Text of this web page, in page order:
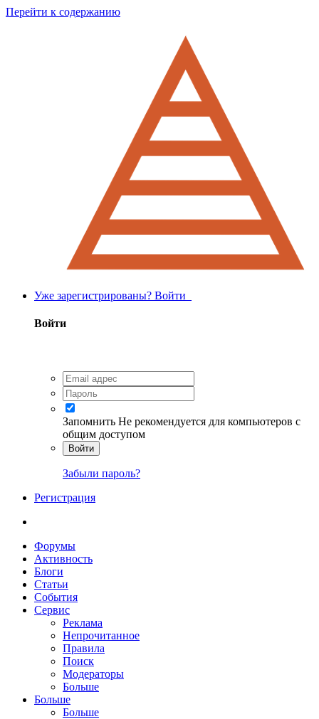
Перейти к содержанию
Уже зарегистрированы? Войти
Войти
Запомнить Не рекомендуется для компьютеров с
общим доступом
Войти
Забыли пароль?
Регистрация
Форумы
Активность
Блоги
Статьи
События
Сервис
Реклама
Непрочитанное
Правила
Поиск
Модераторы
Больше
Больше
Больше